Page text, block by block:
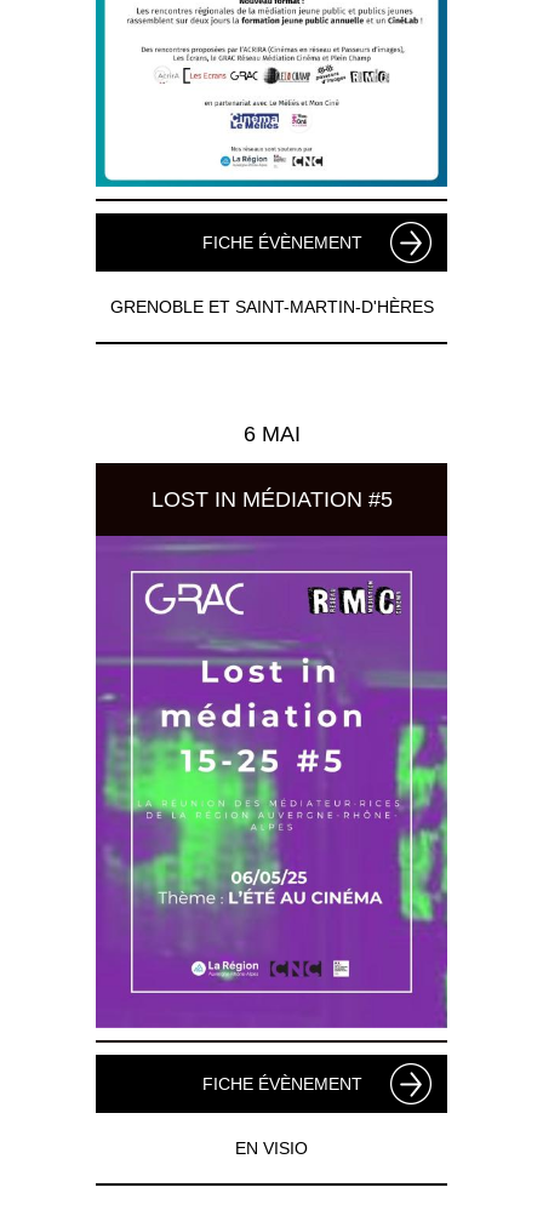
FICHE ÉVÈNEMENT
GRENOBLE ET SAINT-MARTIN-D'HÈRES
6 MAI
LOST IN MÉDIATION #5
FICHE ÉVÈNEMENT
EN VISIO